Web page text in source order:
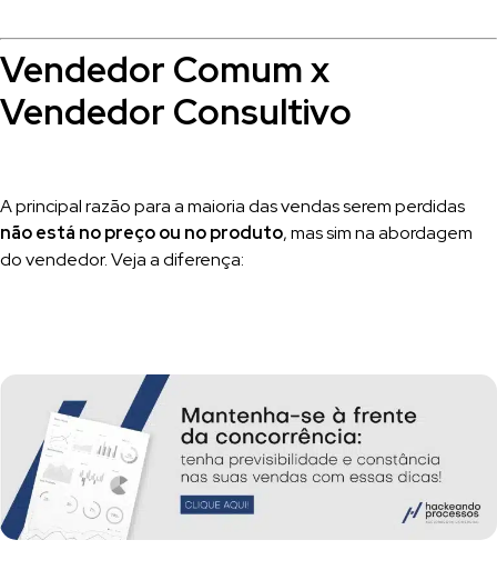
Vendedor Comum x
Vendedor Consultivo
A principal razão para a maioria das vendas serem perdidas
não está no preço ou no produto, mas sim na abordagem
do vendedor. Veja a diferença: